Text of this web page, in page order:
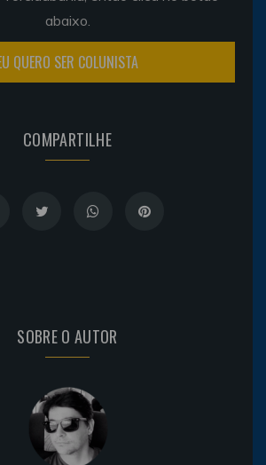
abaixo.
QUERO SER COLUNISTA
COMPARTILHE
SOBRE O AUTOR